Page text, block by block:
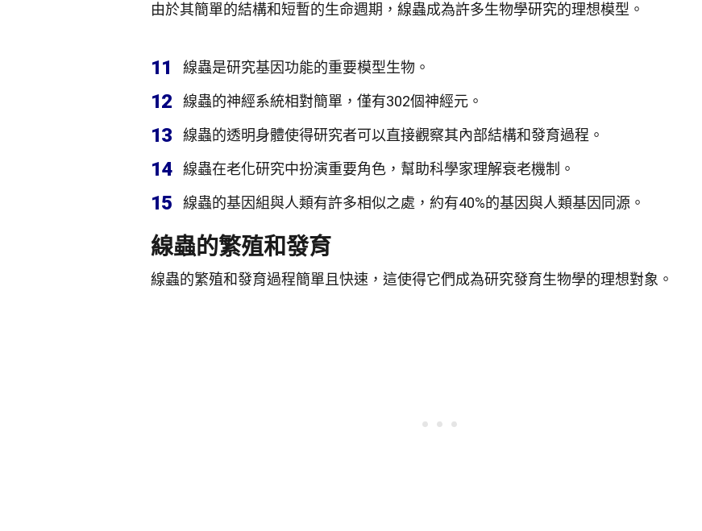
由於其簡單的結構和短暫的生命週期，線蟲成為許多生物學研究的理想模型。
11 線蟲是研究基因功能的重要模型生物。
12 線蟲的神經系統相對簡單，僅有302個神經元。
13 線蟲的透明身體使得研究者可以直接觀察其內部結構和發育過程。
14 線蟲在老化研究中扮演重要角色，幫助科學家理解衰老機制。
15 線蟲的基因組與人類有許多相似之處，約有40%的基因與人類基因同源。
線蟲的繁殖和發育
線蟲的繁殖和發育過程簡單且快速，這使得它們成為研究發育生物學的理想對象。